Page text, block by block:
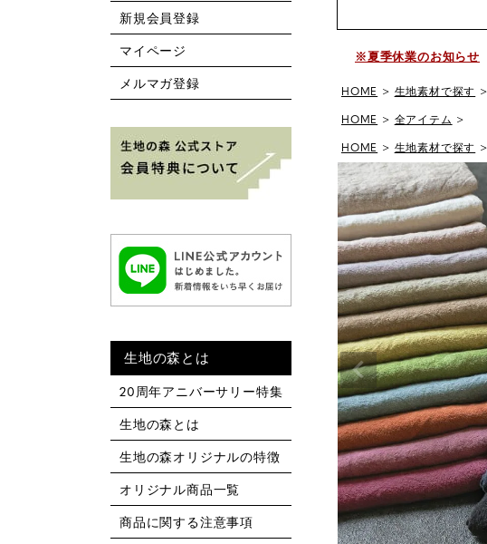
※夏季休業のお知らせ
HOME 生地素材で探す
HOME
全アイテム
HOME
生地素材で探す
新規会員登録
マイページ
メルマガ登録
生地の森とは
20周年アニバーサリー特集
生地の森とは
生地の森オリジナルの特徴
オリジナル商品一覧
商品に関する注意事項